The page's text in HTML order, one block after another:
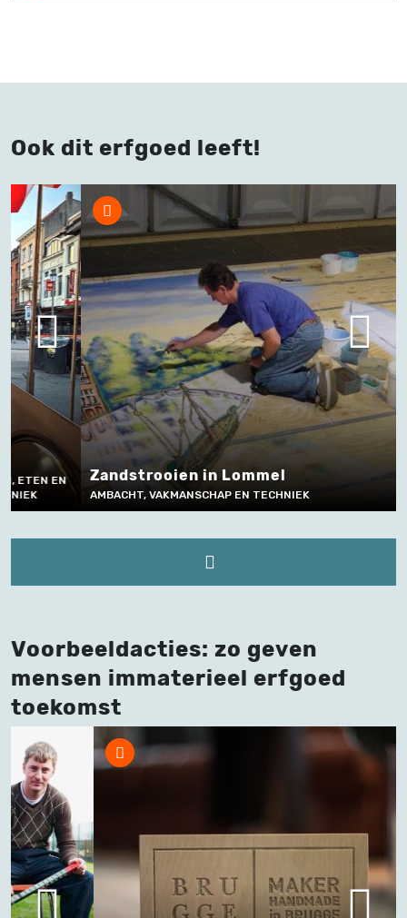
Ook dit erfgoed leeft!
Zandstrooien in Lommel
AMBACHT, VAKMANSCHAP EN TECHNIEK
Voorbeeldacties: zo geven
mensen immaterieel erfgoed
toekomst